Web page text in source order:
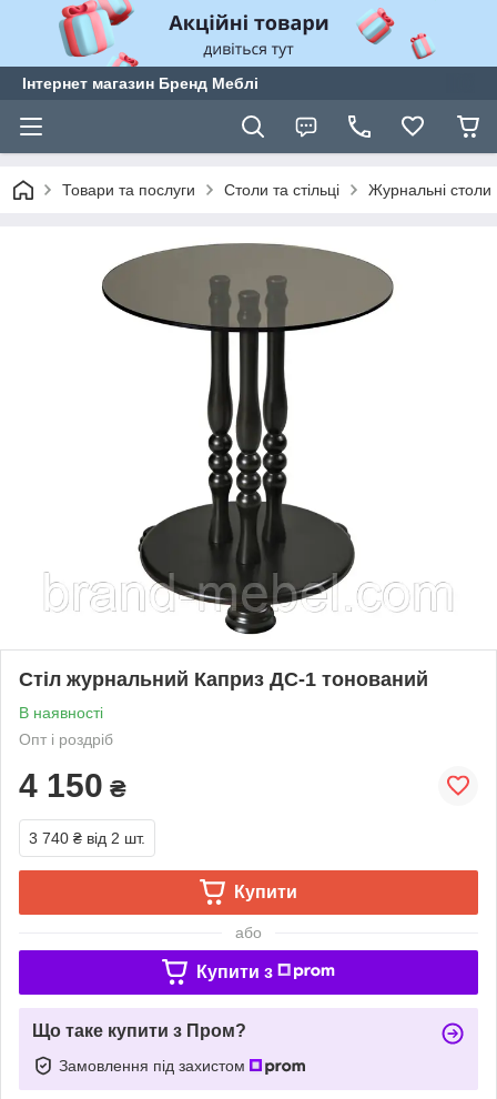
Інтернет магазин Бренд Меблі
Товари та послуги Столи та стільці Журнальні столи
Стіл журнальний Каприз ДС-1 тонований
В наявності
Опт і роздріб
4 150 ₴
3 740 ₴ від 2 шт.
Купити
або
Купити з
Що таке купити з Пром?
Замовлення під захистом